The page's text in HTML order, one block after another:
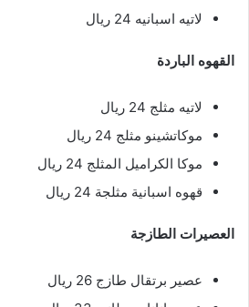
لاتيه اسبانيه 24 ريال
القهوه الباردة
لاتيه مثلج 24 ريال
موكاتشينو مثلج 24 ريال
موكا الكراميل المثلج 24 ريال
قهوه اسبانية مثلجة 24 ريال
العصيرات الطازجة
عصير برتقال طازج 26 ريال